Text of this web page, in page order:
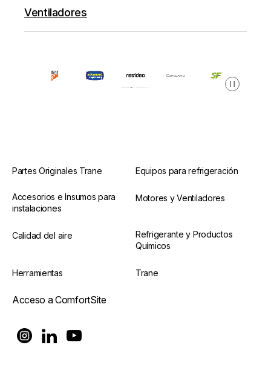
Ventiladores
Pausa
Partes Originales Trane Equipos para refrigeración
Accesorios e Insumos para
instalaciones
Motores y Ventiladores
Calidad del aire
Refrigerante y Productos
Químicos
Herramientas Trane
Acceso a ComfortSite